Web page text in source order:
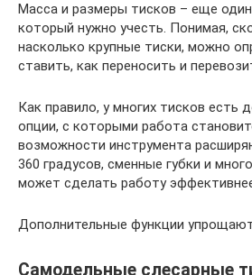
Масса и размеры тисков – еще
который нужно учесть. Понимая,
насколько крупные тиски, можно
ставить, как переносить и
Как правило, у многих тисков есть
опции, с которыми работа
возможности инструмента
360 градусов, сменные губки и
может сделать работу
Дополнительные функции
Самодельные слесарные